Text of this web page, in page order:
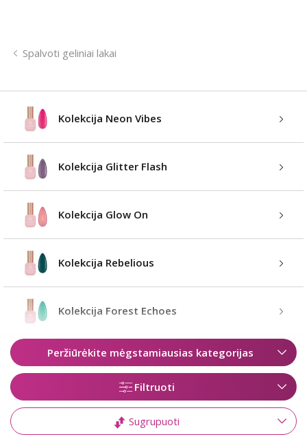
Spalvoti geliniai lakai
Kolekcija Neon Vibes
Kolekcija Glitter Flash
Kolekcija Glow On
Kolekcija Rebelious
Kolekcija Forest Echoes
Peržiūrėkite mėgstamiausias kategorijas
Filtruoti
Sugrupuoti